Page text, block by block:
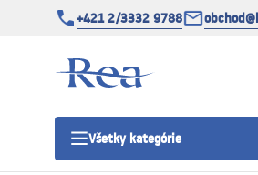
+421 2/3332 9788
Všetky kategórie